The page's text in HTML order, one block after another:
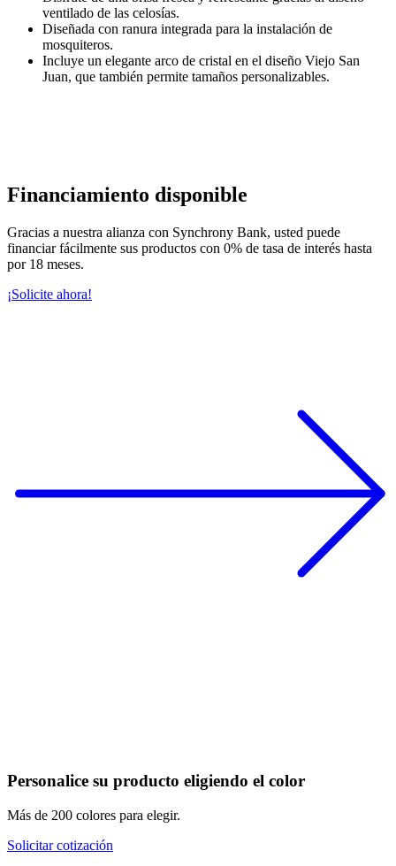
ventilado de las celosías.
Diseñada con ranura integrada para la instalación de
mosquiteros.
Incluye un elegante arco de cristal en el diseño Viejo San
Juan, que también permite tamaños personalizables.
Financiamiento disponible
Gracias a nuestra alianza con Synchrony Bank, usted puede
financiar fácilmente sus productos con 0% de tasa de interés hasta
por 18 meses.
¡Solicite ahora!
Personalice su producto eligiendo el color
Más de 200 colores para elegir.
Solicitar cotización